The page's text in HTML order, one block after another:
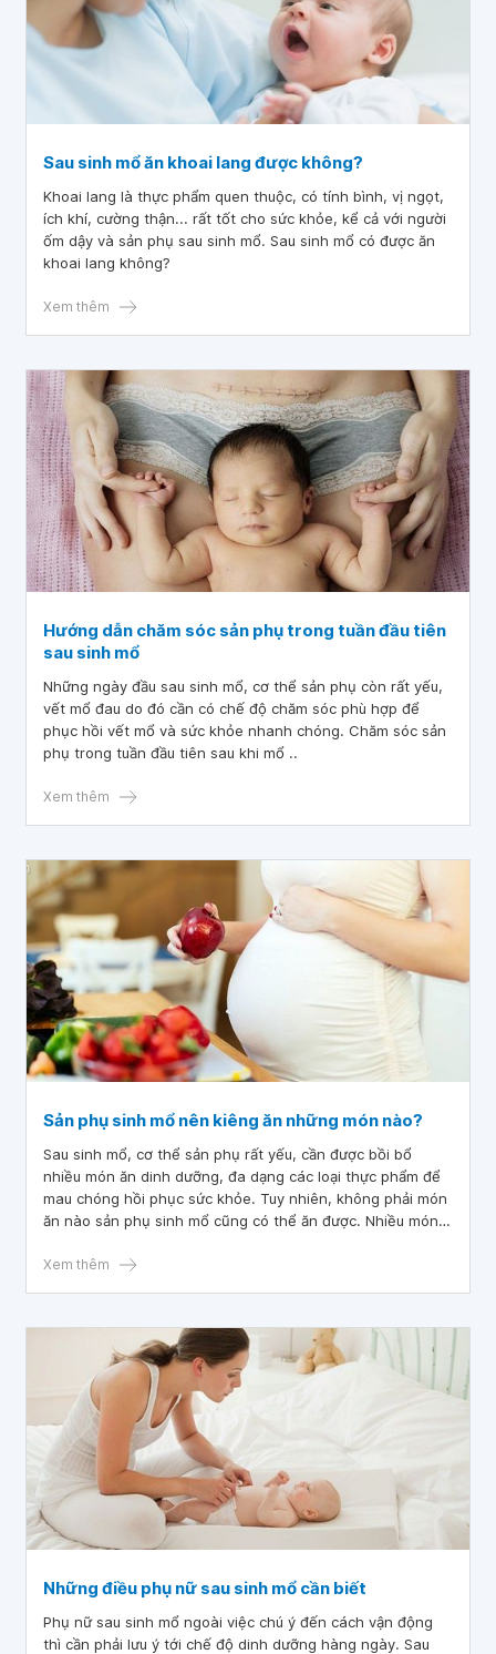
Sau sinh mổ ăn khoai lang được không?
Khoai lang là thực phẩm quen thuộc, có tính bình, vị ngọt,
ích khí, cường thận... rất tốt cho sức khỏe, kể cả với người
ốm dậy và sản phụ sau sinh mổ. Sau sinh mổ có được ăn
khoai lang không?
Xem thêm
Hướng dẫn chăm sóc sản phụ trong tuần đầu tiên
sau sinh mổ
Những ngày đầu sau sinh mổ, cơ thể sản phụ còn rất yếu,
vết mổ đau do đó cần có chế độ chăm sóc phù hợp để
phục hồi vết mổ và sức khỏe nhanh chóng. Chăm sóc sản
phụ trong tuần đầu tiên sau khi mổ ..
Xem thêm
Sản phụ sinh mổ nên kiêng ăn những món nào?
Sau sinh mổ, cơ thể sản phụ rất yếu, cần được bồi bổ
nhiều món ăn dinh dưỡng, đa dạng các loại thực phẩm để
mau chóng hồi phục sức khỏe. Tuy nhiên, không phải món
ăn nào sản phụ sinh mổ cũng có thể ăn được. Nhiều món
Xem thêm
Những điều phụ nữ sau sinh mổ cần biết
Phụ nữ sau sinh mổ ngoài việc chú ý đến cách vận động
thì cần phải lưu ý tới chế độ dinh dưỡng hàng ngày. Sau